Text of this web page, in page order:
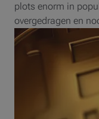
plots enorm in
overgedragen en